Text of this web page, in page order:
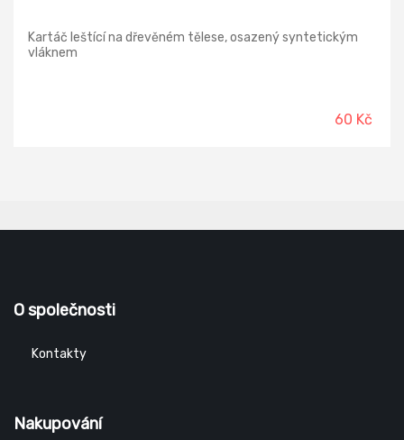
Kartáč leštící na dřevěném tělese, osazený syntetickým
vláknem
60 Kč
O společnosti
Kontakty
Nakupování